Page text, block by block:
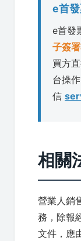
e首
e首發
子簽
買方
台操
信
相關
營業人銷
務，除報
文件，應